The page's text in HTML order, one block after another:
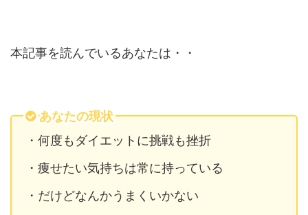
本記事を読んでいるあなたは・・
あなたの現状
・何度もダイエットに挑戦も挫折
・痩せたい気持ちは常に持っている
・だけどなんかうまくいかない